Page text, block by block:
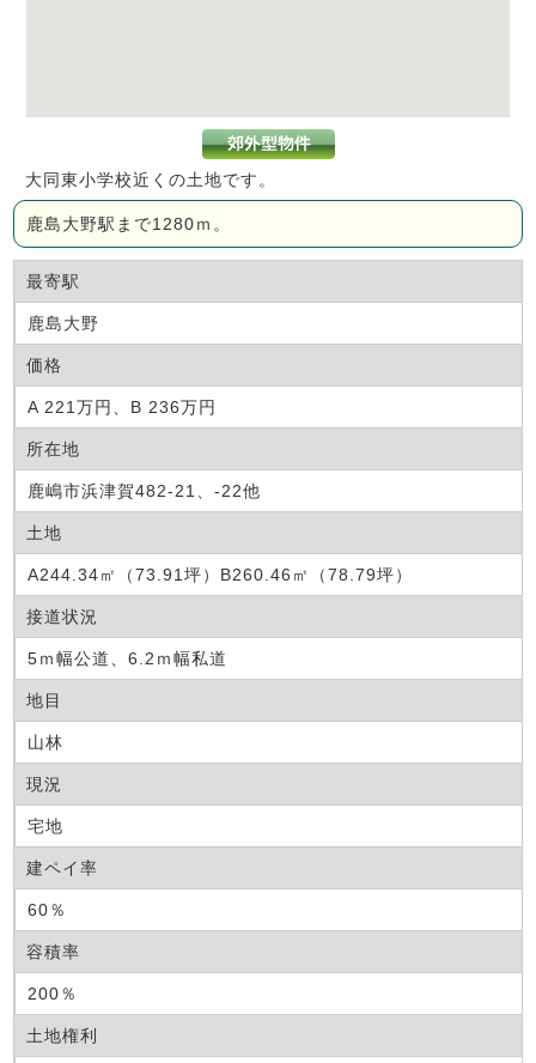
大同東小学校近くの土地です。
鹿島大野駅まで1280ｍ。
最寄駅
鹿島大野
価格
A 221万円、B 236万円
所在地
鹿嶋市浜津賀482-21、-22他
土地
A244.34㎡（73.91坪）B260.46㎡（78.79坪）
接道状況
5ｍ幅公道、6.2ｍ幅私道
地目
山林
現況
宅地
建ペイ率
60％
容積率
200％
土地権利